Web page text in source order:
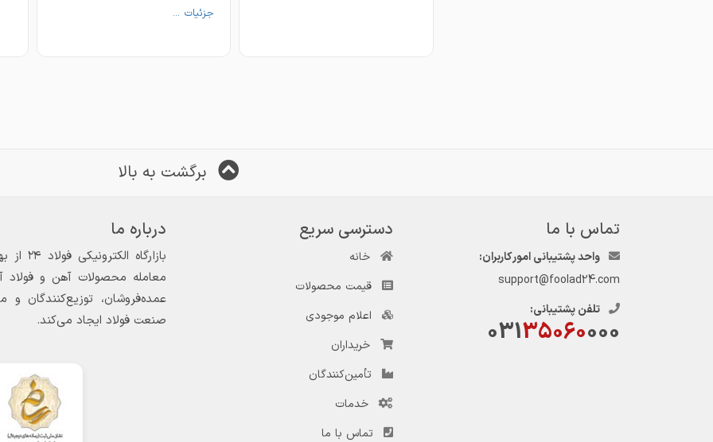
جزئیات ...
برگشت به بالا
تماس با ما
واحد پشتیبانی امور کاربران:
support@foolad24.com
تلفن پشتیبانی:
03135060000
دسترسی سریع
خانه
قیمت محصولات
اعلام موجودی
خریداران
تأمین‌کنندگان
خدمات
تماس با ما
درباره ما
معامله محصولات آهن و فولاد
عمده‌فروشان، توزیع‌کنندگان
صنعت فولاد ایجاد می‌کند.